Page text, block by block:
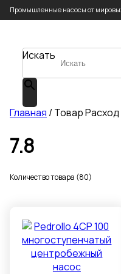
Промышленные насосы от
Искать
Главная / Товар
7.8
Количество товара (80)